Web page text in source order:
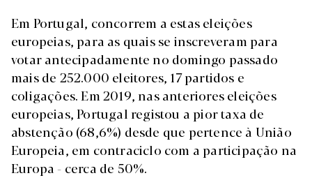
Em Portugal, concorrem a estas eleições
europeias, para as quais se inscreveram para
votar antecipadamente no domingo passado
mais de 252.000 eleitores, 17 partidos e
coligações. Em 2019, nas anteriores eleições
europeias, Portugal registou a pior taxa de
abstenção (68,6%) desde que pertence à União
Europeia, em contraciclo com a participação na
Europa - cerca de 50%.